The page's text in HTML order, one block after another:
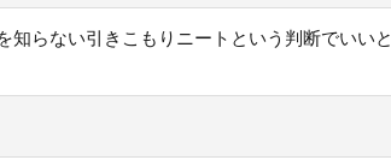
知らない引きこもりニートという判断でいいと